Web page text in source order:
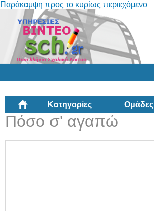
Παράκαμψη προς το κυρίως περιεχόμενο
Κατηγορίες Ομάδες
Πόσο σ' αγαπώ